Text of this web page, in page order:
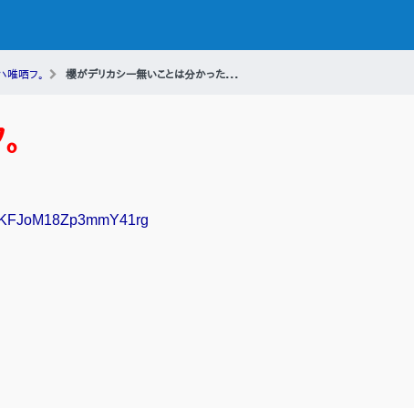
唯哂フ。 櫻がデリカシー無いことは分かった...